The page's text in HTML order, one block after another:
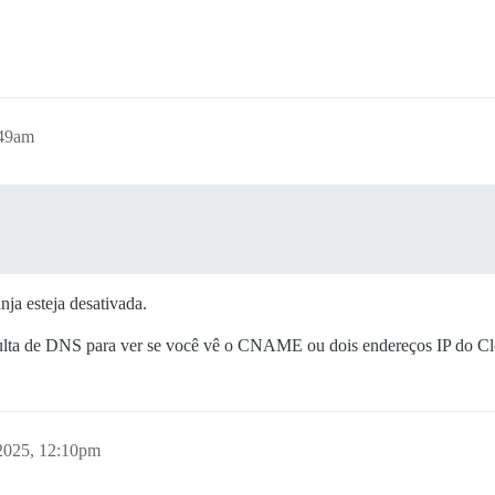
esteja desativada.
de DNS para ver se você vê o CNAME ou dois endereços IP do
12:10pm